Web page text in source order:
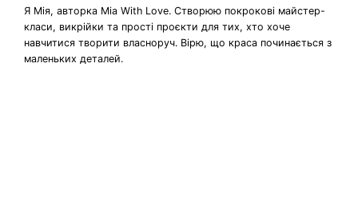
Я Мія, авторка Mia With Love. Створюю покрокові майстер-
класи, викрійки та прості проєкти для тих, хто хоче
навчитися творити власноруч. Вірю, що краса починається з
маленьких деталей.